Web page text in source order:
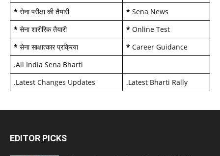
* सेना परीक्षा की तैयारी * Sena News
* सेना शारीरिक तैयारी * Online Test
* सेना साक्षात्कार प्रक्रिया * Career Guidance
.All India Sena Bharti
.Latest Changes Updates .Latest Bharti Rally
EDITOR PICKS